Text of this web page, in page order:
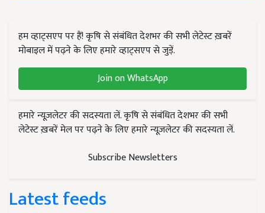
हम व्हाट्सएप पर हैं! कृषि से संबंधित देशभर की सभी लेटेस्ट ख़बरें
मोबाइल में पढ़ने के लिए हमारे व्हाट्सएप से जुड़ें.
Join on WhatsApp
हमारे न्यूज़लेटर की सदस्यता लें. कृषि से संबंधित देशभर की सभी
लेटेस्ट ख़बरें मेल पर पढ़ने के लिए हमारे न्यूज़लेटर की सदस्यता लें.
Subscribe Newsletters
Latest feeds